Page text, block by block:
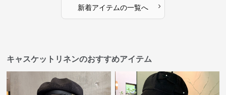
新着アイテムの一覧へ ›
キャスケットリネンのおすすめアイテム